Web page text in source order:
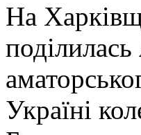
На
поділилась
Україні